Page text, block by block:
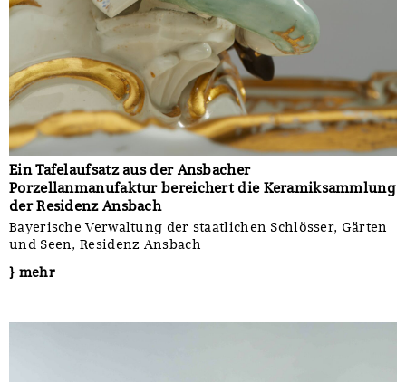
Ein Tafelaufsatz aus der Ansbacher
Porzellanmanufaktur bereichert die Keramiksammlung
der Residenz Ansbach
Bayerische Verwaltung der staatlichen Schlösser, Gärten
und Seen, Residenz Ansbach
} mehr